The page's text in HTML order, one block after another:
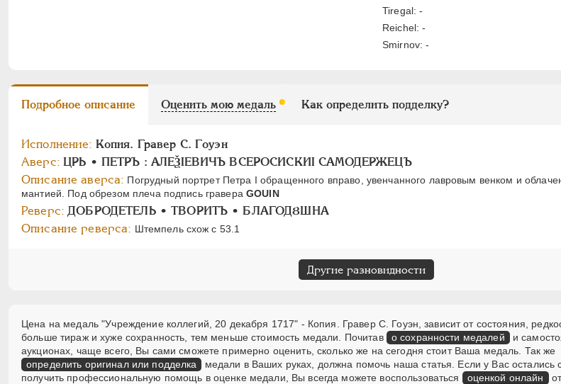
Tiregal: -
Reichel: -
Smirnov: -
Подробное описание Оценить мою медаль Как определить подделку?
Исполнение: Копия. Гравер С. Гоуэн
Аверс: ЦРЬ • ПЕТРЪ : АЛЕѮIЕВИЧЪ ВСЕРОСИСКИI САМОДЕРЖЕЦЪ
Описание аверса: Погрудный портрет Петра I обращенного вправо, увенчанного лавровым венком и
мантией. Под обрезом плеча подпись гравераGOUIN
Реверс: ДОБРОДЕТЕЛЬ • ТВОРИТЪ • БЛАГОДȢШНА
Описание реверса: Штемпель схож с 53.1
Другие разновидности
Цена на медаль "Учреждение коллегий, 20 декабря 1717" - Копия. Гравер С. Гоуэн, зависит от состояния,
больше тираж и хуже сохранность, тем меньше стоимость медали. Почитав
о сохранности медалей и
аукционах, чаще всего, Вы сами сможете примерно оценить, сколько же на сегодня стоит Ваша медаль. Так же
определить оригинал или подделка
медали в Ваших руках, должна помочь наша статья. Если у Вас остались
получить профессиональную помощь в оценке медали, Вы всегда можете воспользоваться
оценкой онлайн